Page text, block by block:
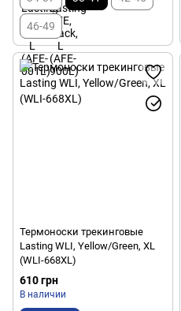
46-49
Термоноски трекинговые
Lasting WLI, Yellow/Green, XL
(WLI-668XL)
610 грн
В наличии